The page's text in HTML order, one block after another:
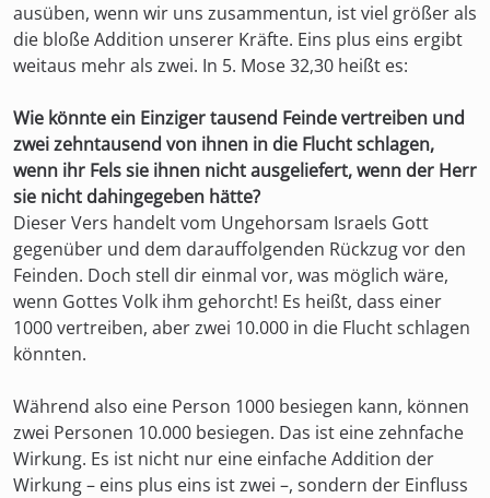
ausüben, wenn wir uns zusammentun, ist viel größer als
die bloße Addition unserer Kräfte. Eins plus eins ergibt
weitaus mehr als zwei. In 5. Mose 32,30 heißt es:
Wie könnte ein Einziger tausend Feinde vertreiben und
zwei zehntausend von ihnen in die Flucht schlagen,
wenn ihr Fels sie ihnen nicht ausgeliefert, wenn der Herr
sie nicht dahingegeben hätte?
Dieser Vers handelt vom Ungehorsam Israels Gott
gegenüber und dem darauffolgenden Rückzug vor den
Feinden. Doch stell dir einmal vor, was möglich wäre,
wenn Gottes Volk ihm gehorcht! Es heißt, dass einer
1000 vertreiben, aber zwei 10.000 in die Flucht schlagen
könnten.
Während also eine Person 1000 besiegen kann, können
zwei Personen 10.000 besiegen. Das ist eine zehnfache
Wirkung. Es ist nicht nur eine einfache Addition der
Wirkung – eins plus eins ist zwei –, sondern der Einfluss